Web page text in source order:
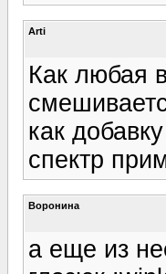
Arti
Как любая
как
спектр
Воронина
а еще из